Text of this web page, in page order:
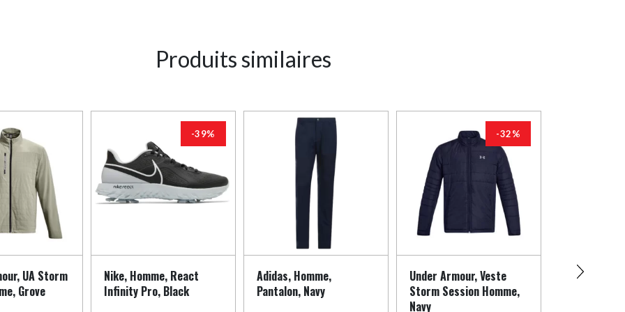
Produits similaires
UA Storm
Grove
-39%
Nike, Homme, React
Infinity Pro, Black
Adidas, Homme,
Pantalon, Navy
-32%
Under Armour, Veste
Storm Session Homme,
Navy
Under